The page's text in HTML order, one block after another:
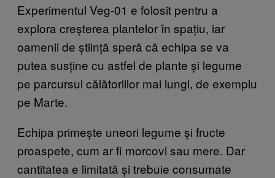
Experimentul Veg-01 e folosit pentru a
explora creșterea plantelor în spațiu, iar
oamenii de știință speră că echipa se va
putea susține cu astfel de plante și legume
pe parcursul călătoriilor mai lungi, de exemplu
pe Marte.
Echipa primește uneori legume și fructe
proaspete, cum ar fi morcovi sau mere. Dar
cantitatea e limitată și trebuie consumate